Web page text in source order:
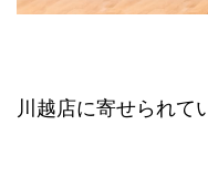
川越店に寄せられて